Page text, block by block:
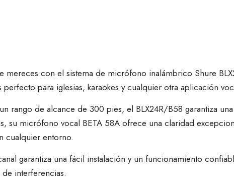
mereces con el sistema de micrófono inalámbrico Shure
para iglesias, karaokes y cualquier otra aplicación
rango de alcance de 300 pies, el BLX24R/B58 garantiza
su micrófono vocal BETA 58A ofrece una claridad
cualquier entorno.
garantiza una fácil instalación y un funcionamiento
interferencias.